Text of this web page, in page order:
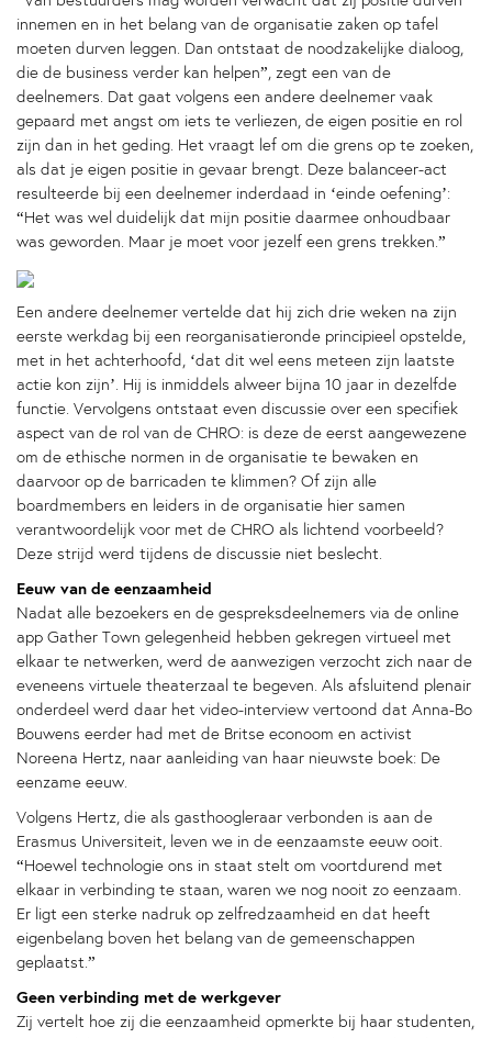
innemen en in het belang van de organisatie zaken op tafel
moeten durven leggen. Dan ontstaat de noodzakelijke dialoog,
die de business verder kan helpen”, zegt een van de
deelnemers. Dat gaat volgens een andere deelnemer vaak
gepaard met angst om iets te verliezen, de eigen positie en rol
zijn dan in het geding. Het vraagt lef om die grens op te zoeken,
als dat je eigen positie in gevaar brengt. Deze balanceer-act
resulteerde bij een deelnemer inderdaad in ‘einde oefening’:
“Het was wel duidelijk dat mijn positie daarmee onhoudbaar
was geworden. Maar je moet voor jezelf een grens trekken.”
Een andere deelnemer vertelde dat hij zich drie weken na zijn
eerste werkdag bij een reorganisatieronde principieel opstelde,
met in het achterhoofd, ‘dat dit wel eens meteen zijn laatste
actie kon zijn’. Hij is inmiddels alweer bijna 10 jaar in dezelfde
functie. Vervolgens ontstaat even discussie over een specifiek
aspect van de rol van de CHRO: is deze de eerst aangewezene
om de ethische normen in de organisatie te bewaken en
daarvoor op de barricaden te klimmen? Of zijn alle
boardmembers en leiders in de organisatie hier samen
verantwoordelijk voor met de CHRO als lichtend voorbeeld?
Deze strijd werd tijdens de discussie niet beslecht.
Eeuw van de eenzaamheid
Nadat alle bezoekers en de gespreksdeelnemers via de online
app Gather Town gelegenheid hebben gekregen virtueel met
elkaar te netwerken, werd de aanwezigen verzocht zich naar de
eveneens virtuele theaterzaal te begeven. Als afsluitend plenair
onderdeel werd daar het video-interview vertoond dat Anna-Bo
Bouwens eerder had met de Britse econoom en activist
Noreena Hertz, naar aanleiding van haar nieuwste boek: De
eenzame eeuw.
Volgens Hertz, die als gasthoogleraar verbonden is aan de
Erasmus Universiteit, leven we in de eenzaamste eeuw ooit.
“Hoewel technologie ons in staat stelt om voortdurend met
elkaar in verbinding te staan, waren we nog nooit zo eenzaam.
Er ligt een sterke nadruk op zelfredzaamheid en dat heeft
eigenbelang boven het belang van de gemeenschappen
geplaatst.”
Geen verbinding met de werkgever
Zij vertelt hoe zij die eenzaamheid opmerkte bij haar studenten,